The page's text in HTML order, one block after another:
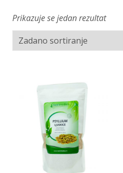
Prikazuje se jedan rezultat